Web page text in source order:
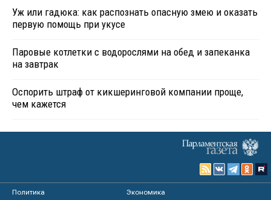
Уж или гадюка: как распознать опасную змею и оказать
первую помощь при укусе
Паровые котлетки с водорослями на обед и запеканка
на завтрак
Оспорить штраф от кикшеринговой компании проще,
чем кажется
Политика
Экономика